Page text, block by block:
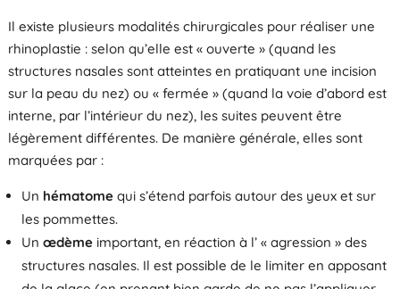
Il existe plusieurs modalités chirurgicales pour réaliser une
rhinoplastie : selon qu’elle est « ouverte » (quand les
structures nasales sont atteintes en pratiquant une incision
sur la peau du nez) ou « fermée » (quand la voie d’abord est
interne, par l’intérieur du nez), les suites peuvent être
légèrement différentes. De manière générale, elles sont
marquées par :
Un hématomequi s’étend parfois autour des yeux et sur
les pommettes.
Un œdèmeimportant, en réaction à l’ « agression » des
structures nasales. Il est possible de le limiter en apposant